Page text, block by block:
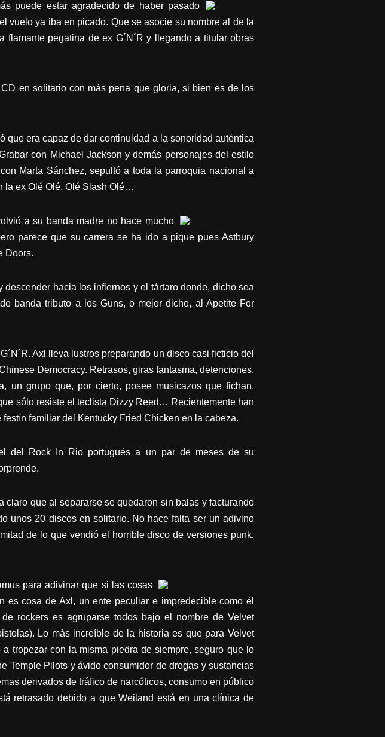
puede estar agradecido de haber pasado
vuelo ya iba en picado. Que se asocie su nombre al de la
pegatina de ex G´N´R y llegando a titular obras
en solitario con más pena que gloria, si bien es de los
que era capaz de dar continuidad a la sonoridad auténtica
con Michael Jackson y demás personajes del estilo
Marta Sánchez, sepultó a toda la parroquia nacional a
la ex Olé Olé. Olé Slash Olé…
a su banda madre no hace mucho
parece que su carrera se ha ido a pique pues Astbury
Doors.
hacia los infiernos y el tártaro donde, dicho sea
banda tributo a los Guns, o mejor dicho, al Apetite For
Axl lleva lustros preparando un disco casi ficticio del
Democracy. Retrasos, giras fantasma, detenciones,
un grupo que, por cierto, posee musicazos que fichan,
sólo resiste el teclista Dizzy Reed… Recientemente han
familiar del Kentucky Fried Chicken en la cabeza.
del Rock In Rio portugués a un par de meses de su
que al separarse se quedaron sin balas y facturando
unos 20 discos en solitario. No hace falta ser un adivino
de lo que vendió el horrible disco de versiones punk,
para adivinar que si las cosas
es cosa de Axl, un ente peculiar e impredecible como él
rockers es agruparse todos bajo el nombre de Velvet
Lo más increíble de la historia es que para Velvet
tropezar con la misma piedra de siempre, seguro que lo
Temple Pilots y ávido consumidor de drogas y sustancias
derivados de tráfico de narcóticos, consumo en público
retrasado debido a que Weiland está en una clínica de